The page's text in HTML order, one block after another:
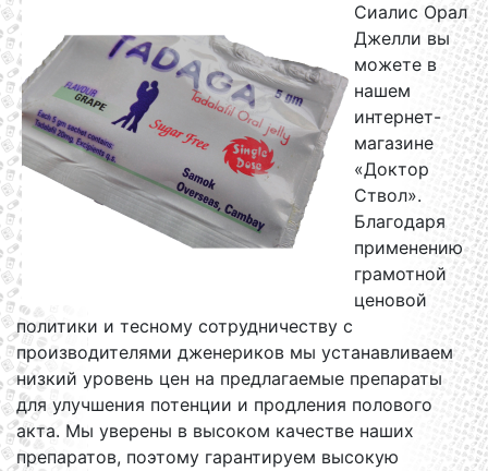
Сиалис Орал
Джелли вы
можете в
нашем
интернет-
магазине
«Доктор
Ствол».
Благодаря
применению
грамотной
ценовой
политики и тесному сотрудничеству с
производителями дженериков мы устанавливаем
низкий уровень цен на предлагаемые препараты
для улучшения потенции и продления полового
акта. Мы уверены в высоком качестве наших
препаратов, поэтому гарантируем высокую